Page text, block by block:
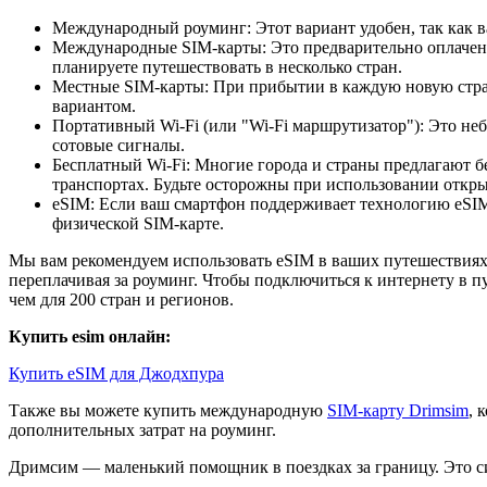
Международный роуминг: Этот вариант удобен, так как
Международные SIM-карты: Это предварительно
планируете путешествовать в несколько стран.
Местные SIM-карты: При прибытии в каждую новую
вариантом.
Портативный Wi-Fi (или "Wi-Fi маршрутизатор"): Это
сотовые сигналы.
Бесплатный Wi-Fi: Многие города и страны предлагают
транспортах. Будьте осторожны при использовании
eSIM: Если ваш смартфон поддерживает технологию
физической SIM-карте.
Мы вам рекомендуем использовать eSIM в ваших
переплачивая за роуминг. Чтобы подключиться к интернету в
чем для 200 стран и регионов.
Купить esim онлайн:
Купить eSIM для Джодхпура
Также вы можете купить международную SIM-карту Drimsim,
дополнительных затрат на роуминг.
Дримсим — маленький помощник в поездках за границу. Это